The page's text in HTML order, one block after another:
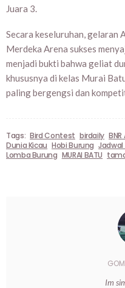
Juara 3.
Secara keseluruhan, gelaran
Merdeka Arena sukses
menjadi bukti bahwa geliat
khususnya di kelas Murai
paling bergengsi dan
Tags: Bird Contest birdaily
Dunia Kicau Hobi Burung Jadwal
Lomba Burung MURAI BATU
Im